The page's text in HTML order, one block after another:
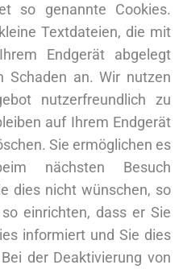
so genannte Cookies.
Textdateien, die mit
Endgerät abgelegt
Schaden an. Wir nutzen
nutzerfreundlich zu
auf Ihrem Endgerät
Sie ermöglichen es
nächsten Besuch
dies nicht wünschen, so
einrichten, dass er Sie
informiert und Sie dies
der Deaktivierung von